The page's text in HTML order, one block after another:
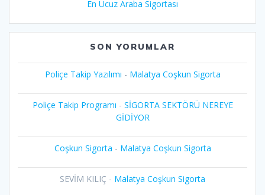
En Ucuz Araba Sigortası
SON YORUMLAR
Poliçe Takip Yazılımı - Malatya Coşkun Sigorta
Poliçe Takip Programı - SİGORTA SEKTÖRÜ NEREYE
GİDİYOR
Coşkun Sigorta - Malatya Coşkun Sigorta
SEVİM KILIÇ - Malatya Coşkun Sigorta